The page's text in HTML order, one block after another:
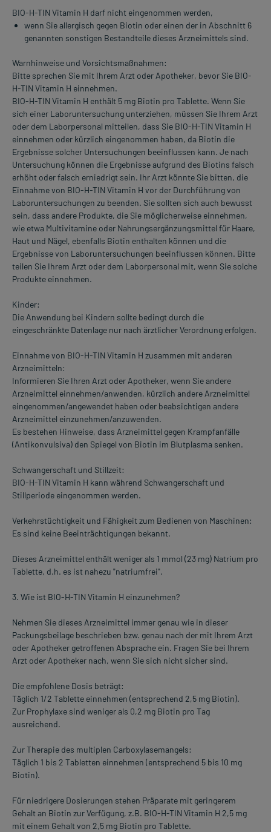
BIO-H-TIN Vitamin H darf nicht eingenommen werden,
wenn Sie allergisch gegen Biotin oder einen der in Abschnitt 6
genannten sonstigen Bestandteile dieses Arzneimittels sind.
Warnhinweise und Vorsichtsmaßnahmen:
Bitte sprechen Sie mit Ihrem Arzt oder Apotheker, bevor Sie BIO-
H-TIN Vitamin H einnehmen.
BIO-H-TIN Vitamin H enthält 5 mg Biotin pro Tablette. Wenn Sie
sich einer Laboruntersuchung unterziehen, müssen Sie Ihrem Arzt
oder dem Laborpersonal mitteilen, dass Sie BIO-H-TIN Vitamin H
einnehmen oder kürzlich eingenommen haben, da Biotin die
Ergebnisse solcher Untersuchungen beeinflussen kann. Je nach
Untersuchung können die Ergebnisse aufgrund des Biotins falsch
erhöht oder falsch erniedrigt sein. Ihr Arzt könnte Sie bitten, die
Einnahme von BIO-H-TIN Vitamin H vor der Durchführung von
Laboruntersuchungen zu beenden. Sie sollten sich auch bewusst
sein, dass andere Produkte, die Sie möglicherweise einnehmen,
wie etwa Multivitamine oder Nahrungsergänzungsmittel für Haare,
Haut und Nägel, ebenfalls Biotin enthalten können und die
Ergebnisse von Laboruntersuchungen beeinflussen können. Bitte
teilen Sie Ihrem Arzt oder dem Laborpersonal mit, wenn Sie solche
Produkte einnehmen.
Kinder:
Die Anwendung bei Kindern sollte bedingt durch die
eingeschränkte Datenlage nur nach ärztlicher Verordnung erfolgen.
Einnahme von BIO-H-TIN Vitamin H zusammen mit anderen
Arzneimitteln:
Informieren Sie Ihren Arzt oder Apotheker, wenn Sie andere
Arzneimittel einnehmen/anwenden, kürzlich andere Arzneimittel
eingenommen/angewendet haben oder beabsichtigen andere
Arzneimittel einzunehmen/anzuwenden.
Es bestehen Hinweise, dass Arzneimittel gegen Krampfanfälle
(Antikonvulsiva) den Spiegel von Biotin im Blutplasma senken.
Schwangerschaft und Stillzeit:
BIO-H-TIN Vitamin H kann während Schwangerschaft und
Stillperiode eingenommen werden.
Verkehrstüchtigkeit und Fähigkeit zum Bedienen von Maschinen:
Es sind keine Beeinträchtigungen bekannt.
Dieses Arzneimittel enthält weniger als 1 mmol (23 mg) Natrium pro
Tablette, d.h. es ist nahezu "natriumfrei".
3. Wie ist BIO-H-TIN Vitamin H einzunehmen?
Nehmen Sie dieses Arzneimittel immer genau wie in dieser
Packungsbeilage beschrieben bzw. genau nach der mit Ihrem Arzt
oder Apotheker getroffenen Absprache ein. Fragen Sie bei Ihrem
Arzt oder Apotheker nach, wenn Sie sich nicht sicher sind.
Die empfohlene Dosis beträgt:
Täglich 1/2 Tablette einnehmen (entsprechend 2,5 mg Biotin).
Zur Prophylaxe sind weniger als 0,2 mg Biotin pro Tag
ausreichend.
Zur Therapie des multiplen Carboxylasemangels:
Täglich 1 bis 2 Tabletten einnehmen (entsprechend 5 bis 10 mg
Biotin).
Für niedrigere Dosierungen stehen Präparate mit geringerem
Gehalt an Biotin zur Verfügung, z.B. BIO-H-TIN Vitamin H 2,5 mg
mit einem Gehalt von 2,5 mg Biotin pro Tablette.